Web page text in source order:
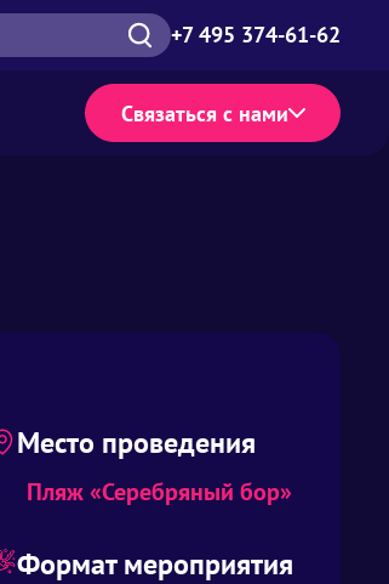
+7 495 374-61-62
Связаться с нами
Место проведения
Пляж «Серебряный бор»
Формат мероприятия